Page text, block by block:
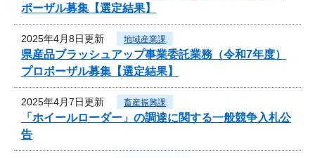
ポーザル募集【選定結果】
2025年4月8日更新 地域産業課
県産品ブラッシュアップ事業委託業務（令和7年度）
プロポーザル募集【選定結果】
2025年4月7日更新 畜産振興課
「ホイールローダー」の調達に関する一般競争入札公
告